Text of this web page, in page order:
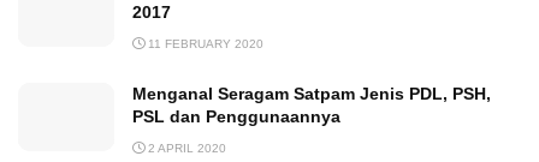
2017
11 FEBRUARY 2020
Menganal Seragam Satpam Jenis PDL, PSH,
PSL dan Penggunaannya
2 APRIL 2020